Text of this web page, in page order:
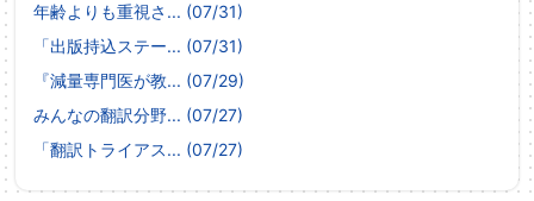
年齢よりも重視さ... (07/31)
「出版持込ステー... (07/31)
『減量専門医が教... (07/29)
みんなの翻訳分野... (07/27)
「翻訳トライアス... (07/27)